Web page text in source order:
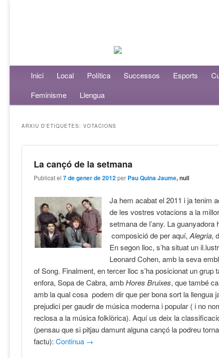
Menú principalAneu al contingut principal
Aneu al contingut secundari
Inici Local Política Successos Esports
Feminisme
Llengua
ARXIU D'ETIQUETES:VOTACIONS
La cançó de la setmana
Publicat el7 de gener de 2012 per Pau Quina Jaume, null
Ja hem acabat el 2011 i ja tenim
de les vostres votacions a la
setmana de l’any. La guanyadora
composició de per aquí,Alegria,
En segon lloc, s’ha situat un
Leonard Cohen, amb la seva
of Song. Finalment, en tercer lloc s’ha posicionat un grup
enfora, Sopa de Cabra, ambHores Bruixes, que també
amb la qual cosa podem dir que per bona sort la llengua
prejudici per gaudir de música moderna i popular ( i no
reclosa a la música folklòrica). Aquí us deix la
(pensau que si pitjau damunt alguna cançó la podreu
factu):Continua →